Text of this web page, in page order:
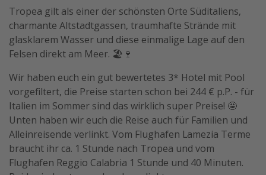
Tropea gilt als einer der schönsten Orte Süditaliens,
charmante Altstadtgassen, traumhafte Strände mit
glasklarem Wasser und diese einmalige Lage auf den
Felsen direkt am Meer. 🏖️🍷
Wir haben euch ein gut bewertetes 3* Hotel mit Pool
vorgefiltert, die Preise starten schon bei 244 € p.P. - für
Italien im Sommer sind das wirklich super Preise! 🤩
Unten haben wir euch die Reise auch für Familien und
Alleinreisende verlinkt. Vom Flughafen Lamezia Terme
braucht ihr ca. 1 Stunde nach Tropea und vom
Flughafen Reggio Calabria 1 Stunde und 40 Minuten.